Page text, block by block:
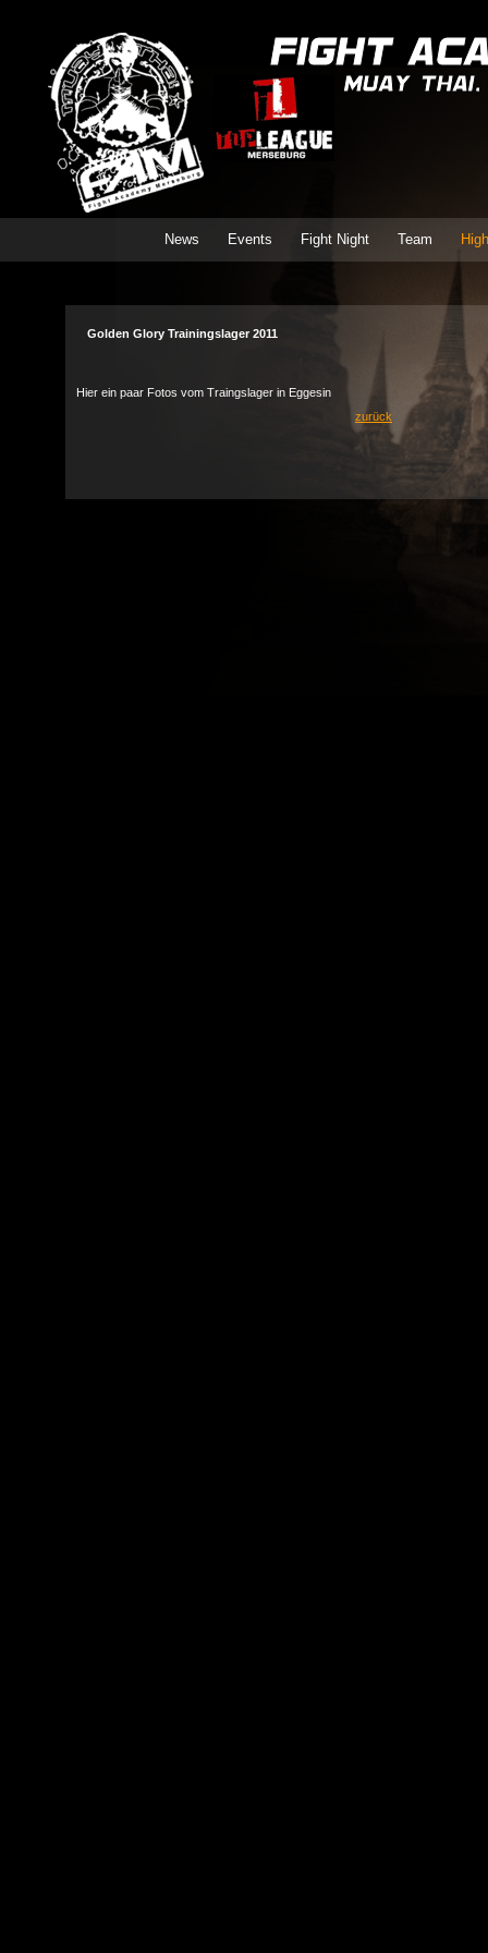
News Events Fight Night Team
Golden Glory Trainingslager 2011
Hier ein paar Fotos vom Traingslager in Eggesin
zurück